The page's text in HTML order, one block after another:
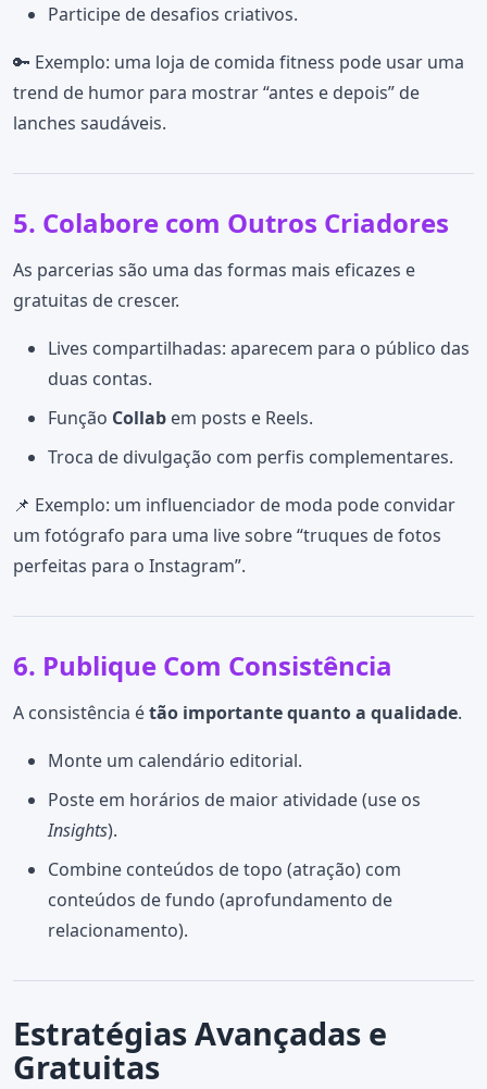
Participe de desafios criativos.
🔑 Exemplo: uma loja de comida fitness pode usar uma
trend de humor para mostrar “antes e depois” de
lanches saudáveis.
5. Colabore com Outros Criadores
As parcerias são uma das formas mais eficazes e
gratuitas de crescer.
Lives compartilhadas: aparecem para o público das
duas contas.
Função Collab em posts e Reels.
Troca de divulgação com perfis complementares.
📌 Exemplo: um influenciador de moda pode convidar
um fotógrafo para uma live sobre “truques de fotos
perfeitas para o Instagram”.
6. Publique Com Consistência
A consistência étão importante quanto a qualidade.
Monte um calendário editorial.
Poste em horários de maior atividade (use os
Insights).
Combine conteúdos de topo (atração) com
conteúdos de fundo (aprofundamento de
relacionamento).
Estratégias Avançadas e
Gratuitas